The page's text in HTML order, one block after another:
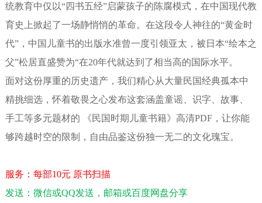
统教育中仅以“四书五经”启蒙孩子的陈腐模式，在中国现代教
育史上掀起了一场静悄悄的革命。在这段令人神往的“黄金时
代”，中国儿童书的出版水准曾一度引领亚太，被日本“绘本之
父”松居直盛赞为“在20年代就达到了相当高的国际水平。
面对这份厚重的历史遗产，我们精心从大量民国经典孤本中
精挑细选，怀着敬畏之心发布这套涵盖童谣、识字、故事、
手工等多元题材的 《民国时期儿童书籍》高清PDF，让你能
够跨越时空的限制，自由品鉴这份独一无二的文化瑰宝。
服务：每部10元 原书扫描
发送：微信或QQ发送，邮箱或百度网盘分享